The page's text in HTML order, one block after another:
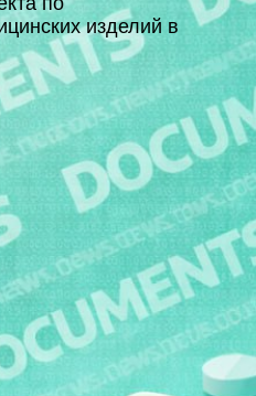
изделий в